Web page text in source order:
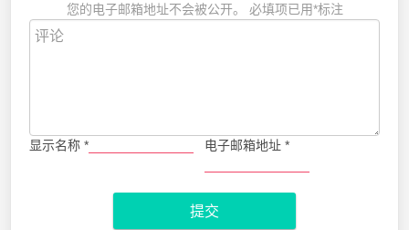
您的电子邮箱地址不会被公开。 必填项已用*标注
显示名称 * 电子邮箱地址 *
提交